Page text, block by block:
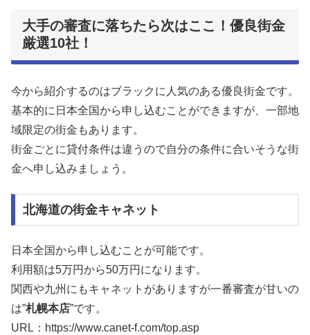
大手の審査に落ちたら次はここ！優良街金
厳選10社！
今から紹介するのはブラックに人気のある優良街金です。
基本的に日本全国から申し込むことができますが、一部地
域限定の街金もあります。
街金ごとに貸付条件は違うので自分の条件に合いそうな街
金へ申し込みましょう。
北海道の街金キャネット
日本全国から申し込むことが可能です。
利用額は5万円から50万円になります。
関西や九州にもキャネットがありますが一番審査が甘いの
は”札幌本店”です。
URL：https://www.canet-f.com/top.asp